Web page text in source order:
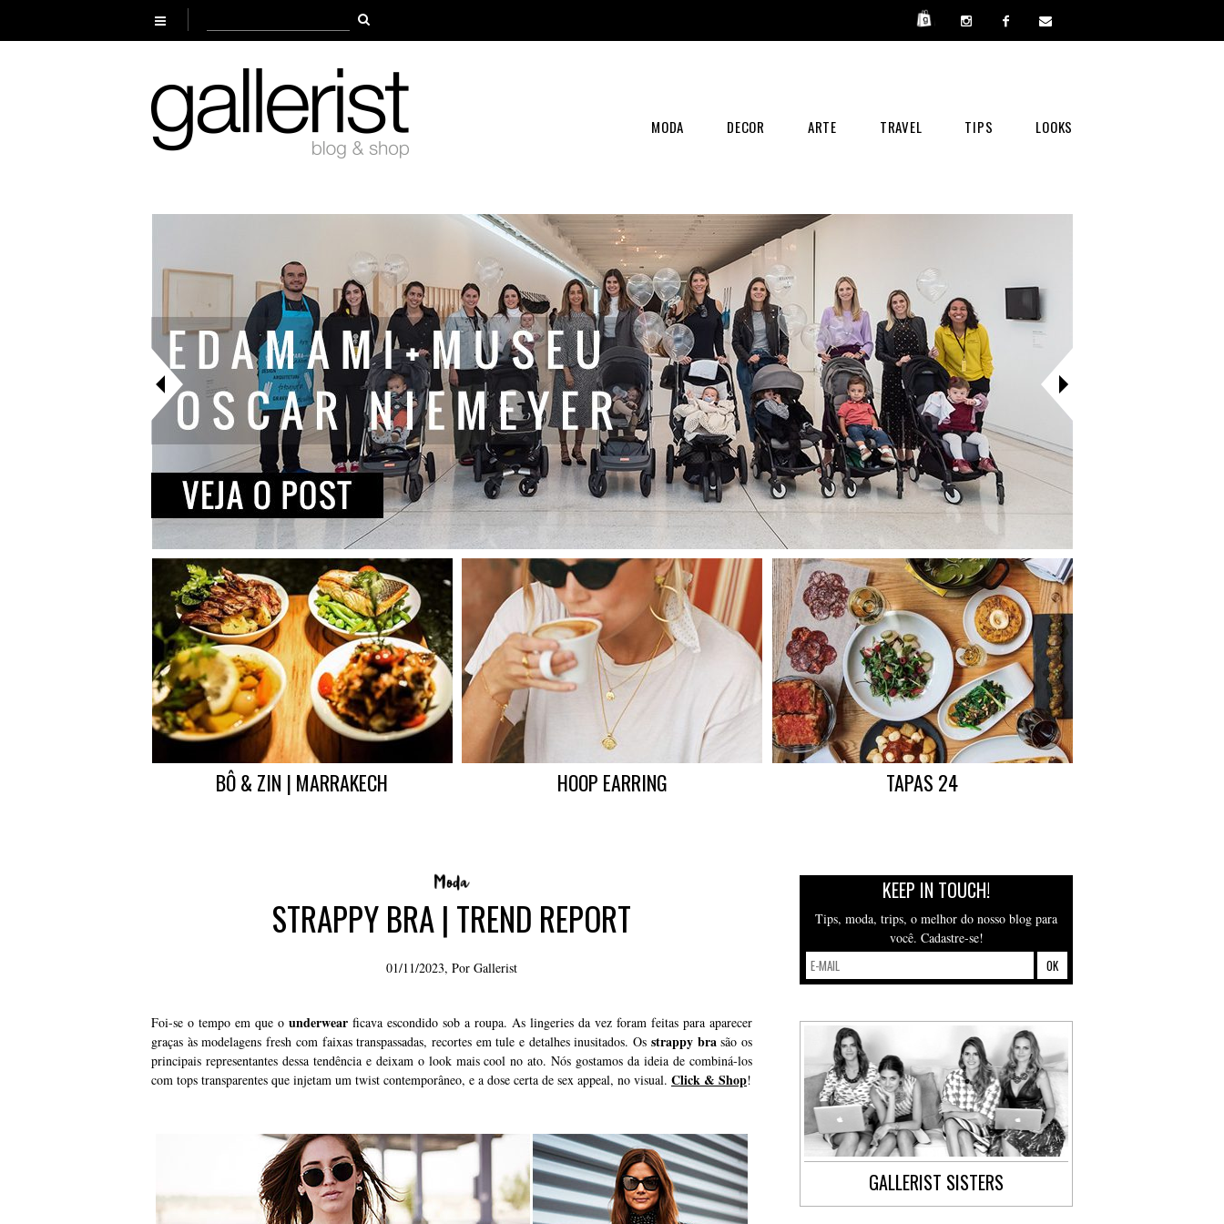
MODA DECOR ARTE TRAVEL TIPS LOOKS
BÔ & ZIN | MARRAKECH HOOP EARRING TAPAS 24
STRAPPY BRA | TREND REPORT
01/11/2023, Por Gallerist
Foi-se o tempo em que o underwear ficava escondido sob a roupa. As lingeries da vez foram feitas para aparecer
graças às modelagens fresh com faixas transpassadas, recortes em tule e detalhes inusitados. Os strappy brasão os
principais representantes dessa tendência e deixam o look mais cool no ato. Nós gostamos da ideia de combiná-los
com tops transparentes que injetam um twist contemporâneo, e a dose certa de sex appeal, no visual. Click & Shop!
KEEP IN TOUCH!
Tips, moda, trips, o melhor do nosso blog para
você. Cadastre-se!
GALLERIST SISTERS